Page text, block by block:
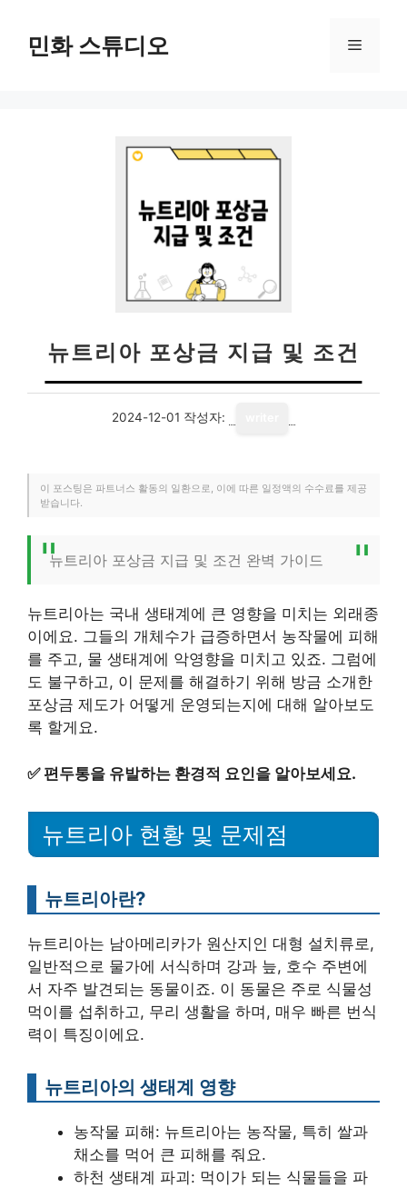
민화 스튜디오 메
뉴트리아 포상금 지급 및 조건
2024-12-01 작성자:
이 포스팅은 파트너스 활동의 일환으로, 이에 따른 일정액의 수수료를 제공
받습니다.
뉴트리아 포상금 지급 및 조건 완벽 가이드
뉴트리아는 국내 생태계에 큰 영향을 미치는 외래종
이에요. 그들의 개체수가 급증하면서 농작물에 피해
를 주고, 물 생태계에 악영향을 미치고 있죠. 그럼에
도 불구하고, 이 문제를 해결하기 위해 방금 소개한
포상금 제도가 어떻게 운영되는지에 대해 알아보도
록 할게요.
✅ 편두통을 유발하는 환경적 요인을 알아보세요.
뉴트리아 현황 및 문제점
뉴트리아란?
뉴트리아는 남아메리카가 원산지인 대형 설치류로,
일반적으로 물가에 서식하며 강과 늪, 호수 주변에
서 자주 발견되는 동물이죠. 이 동물은 주로 식물성
먹이를 섭취하고, 무리 생활을 하며, 매우 빠른 번식
력이 특징이에요.
뉴트리아의 생태계 영향
농작물 피해: 뉴트리아는 농작물, 특히 쌀과
채소를 먹어 큰 피해를 줘요.
하천 생태계 파괴: 먹이가 되는 식물들을 파